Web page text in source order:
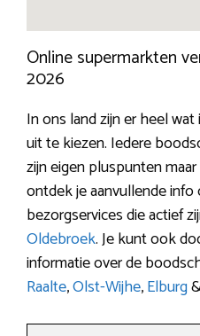
Online supermarkten
2026
In ons land zijn er heel
uit te kiezen. Iedere
zijn eigen pluspunten
ontdek je aanvullende
bezorgservices die actief
Oldebroek. Je kunt ook
informatie over de
Raalte,Olst-Wijhe,Elburg